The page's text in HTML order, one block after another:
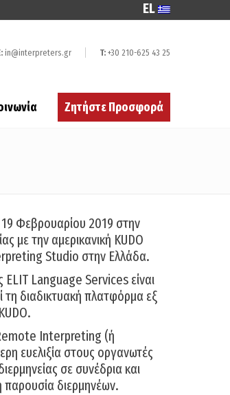
EL
in@interpreters.gr T: +30 210-625 43 25
Ζητήστε Προσφορά
Φεβρουαρίου 2019 στην
με την αμερικανική KUDO
Studio στην Ελλάδα.
ELIT Language Services είναι
τη διαδικτυακή πλατφόρμα εξ
Interpreting (ή
ευελιξία στους οργανωτές
σε συνέδρια και
παρουσία διερμηνέων.